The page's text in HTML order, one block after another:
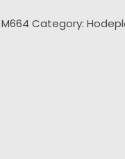
M664 Category: